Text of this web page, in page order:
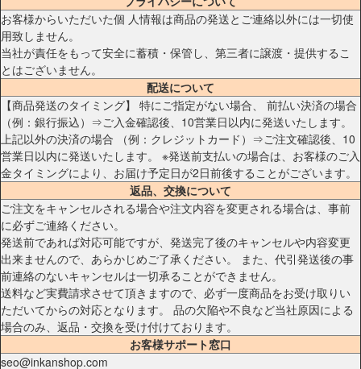
お客様からいただいた個 人情報は商品の発送とご連絡以外には一切使
用致しません。
当社が責任をもって安全に蓄積・保管し、第三者に譲渡・提供するこ
とはございません。
配送について
【商品発送のタイミング】 特にご指定がない場合、 前払い決済の場合
（例：銀行振込）⇒ご入金確認後、10営業日以内に発送いたします。
上記以外の決済の場合 （例：クレジットカード）⇒ご注文確認後、10
営業日以内に発送いたします。 ※発送前支払いの場合は、お客様のご入
金タイミングにより、お届け予定日が2日前後することがございます。
返品、交換について
ご注文をキャンセルされる場合や注文内容を変更される場合は、事前
に必ずご連絡ください。
発送前であれば対応可能ですが、発送完了後のキャンセルや内容変更
出来ませんので、あらかじめご了承ください。 また、代引発送後の事
前連絡のないキャンセルは一切承ることができません。
送料など実費請求させて頂きますので、必ず一度商品をお受け取りい
ただいてからの対応となります。 品の欠陥や不良など当社原因による
場合のみ、返品・交換を受け付けております。
お客様サポート窓口
seo@inkanshop.com